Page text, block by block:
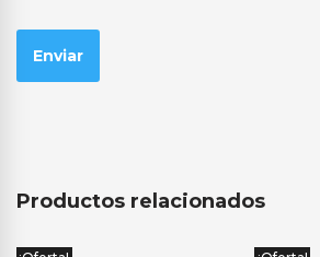
Productos relacionados